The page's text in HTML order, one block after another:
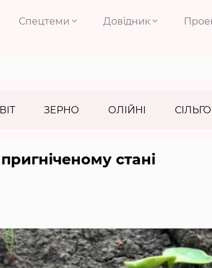
Спецтеми Довідник
ЗЕРНО ОЛІЙНІ
стані